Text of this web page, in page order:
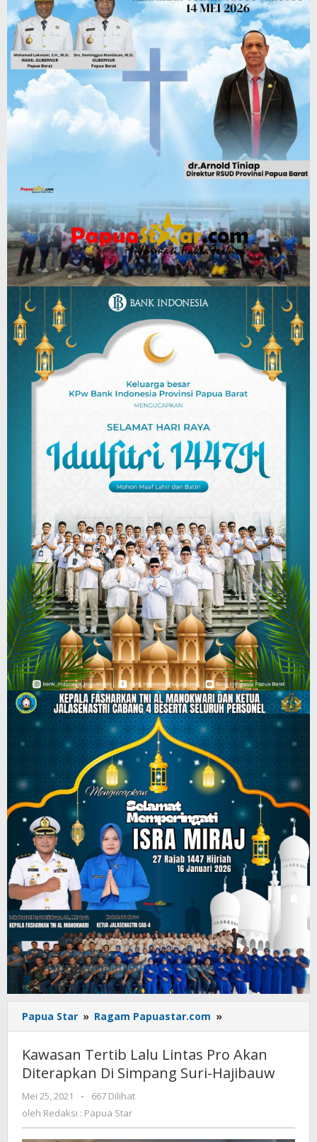
Papua Star » Ragam Papuastar.com »
Tertib
Lintas
Pro
Kawasan Tertib Lalu Lintas Pro Akan
Diterapkan Di Simpang Suri-Hajibauw
Mei 25, 2021
oleh
Redaksi
-
667 Dilihat
oleh Redaksi : Papua Star